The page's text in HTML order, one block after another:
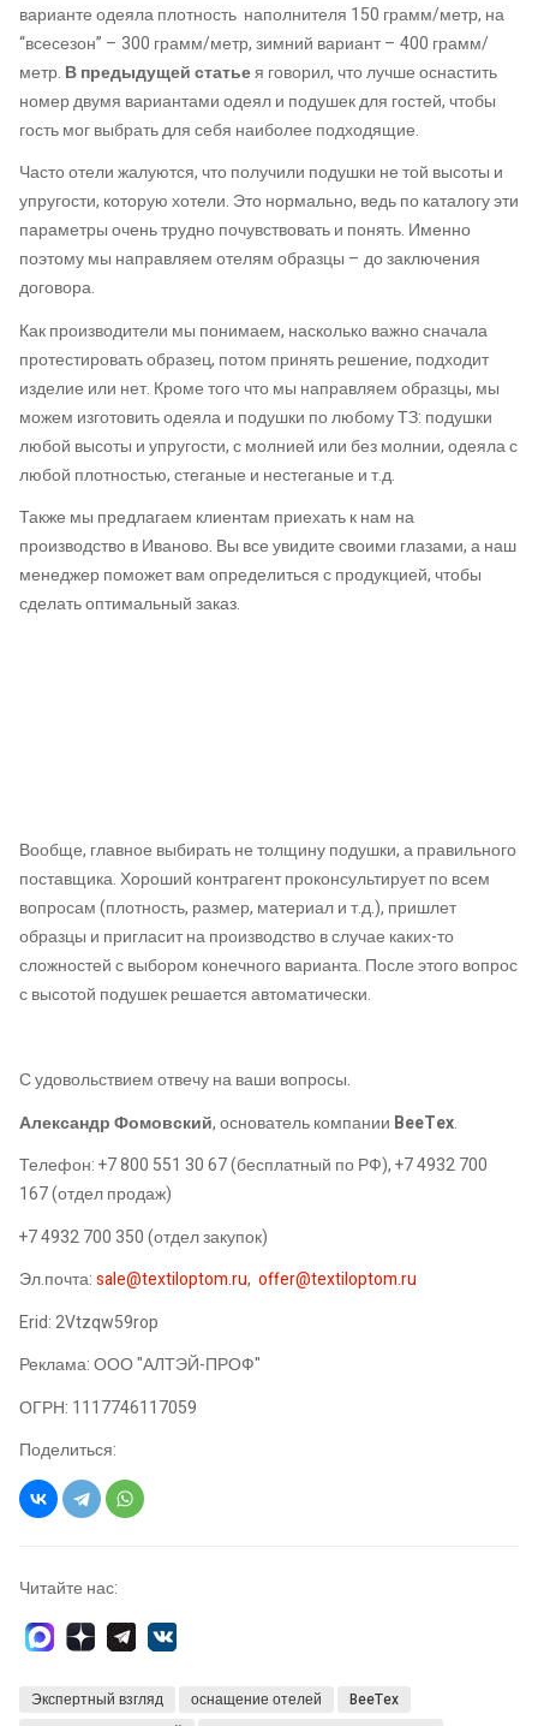
варианте одеяла плотность наполнителя 150 грамм/метр, на
“всесезон” – 300 грамм/метр, зимний вариант – 400 грамм/
метр. В предыдущей статьея говорил, что лучше оснастить
номер двумя вариантами одеял и подушек для гостей, чтобы
гость мог выбрать для себя наиболее подходящие.
Часто отели жалуются, что получили подушки не той высоты и
упругости, которую хотели. Это нормально, ведь по каталогу эти
параметры очень трудно почувствовать и понять. Именно
поэтому мы направляем отелям образцы – до заключения
договора.
Как производители мы понимаем, насколько важно сначала
протестировать образец, потом принять решение, подходит
изделие или нет. Кроме того что мы направляем образцы, мы
можем изготовить одеяла и подушки по любому ТЗ: подушки
любой высоты и упругости, с молнией или без молнии, одеяла с
любой плотностью, стеганые и нестеганые и т.д.
Также мы предлагаем клиентам приехать к нам на
производство в Иваново. Вы все увидите своими глазами, а наш
менеджер поможет вам определиться с продукцией, чтобы
сделать оптимальный заказ.
Вообще, главное выбирать не толщину подушки, а правильного
поставщика. Хороший контрагент проконсультирует по всем
вопросам (плотность, размер, материал и т.д.), пришлет
образцы и пригласит на производство в случае каких-то
сложностей с выбором конечного варианта. После этого вопрос
с высотой подушек решается автоматически.
С удовольствием отвечу на ваши вопросы.
Александр Фомовский, основатель компании BeeTex.
Телефон: +7 800 551 30 67 (бесплатный по РФ), +7 4932 700
167 (отдел продаж)
+7 4932 700 350 (отдел закупок)
Эл.почта:sale@textiloptom.ru, offer@textiloptom.ru
Erid: 2Vtzqw59rop
Реклама: ООО "АЛТЭЙ-ПРОФ"
ОГРН: 1117746117059
Поделиться:
Читайте нас:
Экспертный взгляд оснащение отелей
BeeTex